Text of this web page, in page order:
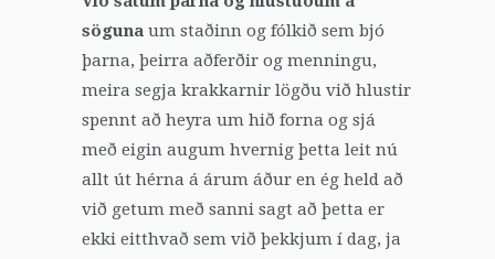
söguna um staðinn og fólkið sem bjó
þarna, þeirra aðferðir og menningu,
meira segja krakkarnir lögðu við hlustir
spennt að heyra um hið forna og sjá
með eigin augum hvernig þetta leit nú
allt út hérna á árum áður en ég held að
við getum með sanni sagt að þetta er
ekki eitthvað sem við þekkjum í dag, ja